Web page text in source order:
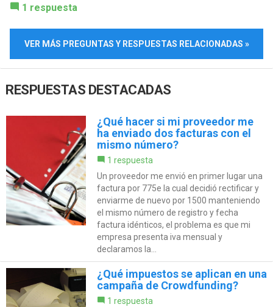
1 respuesta
VER MÁS PREGUNTAS Y RESPUESTAS RELACIONADAS »
RESPUESTAS DESTACADAS
¿Qué hacer si mi proveedor me
ha enviado dos facturas con el
mismo número?
1 respuesta
Un proveedor me envió en primer lugar una
factura por 775e la cual decidió rectificar y
enviarme de nuevo por 1500 manteniendo
el mismo número de registro y fecha
factura idénticos, el problema es que mi
empresa presenta iva mensual y
declaramos la...
¿Qué impuestos se aplican en una
campaña de Crowdfunding?
1 respuesta